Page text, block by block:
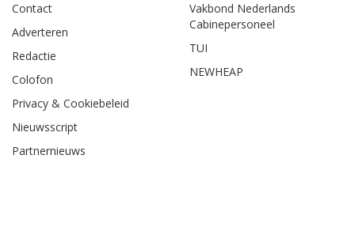
Contact
Adverteren
Redactie
Colofon
Privacy & Cookiebeleid
Nieuwsscript
Partnernieuws
Vakbond Nederlands
Cabinepersoneel
TUI
NEWHEAP